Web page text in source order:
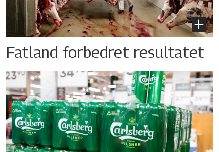
Fatland forbedret resultatet